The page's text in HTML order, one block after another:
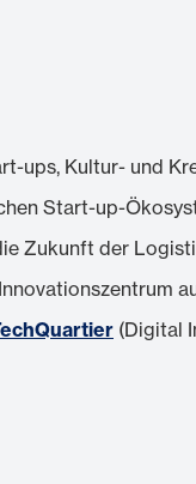
ups, Kultur- und
Start-up-
Zukunft der
(Digital